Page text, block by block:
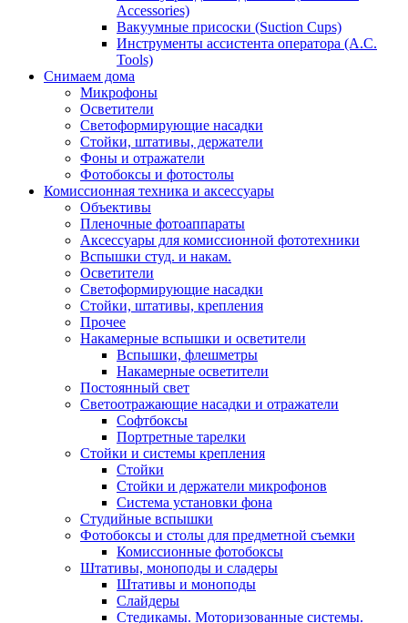
Accessories)
Вакуумные присоски (Suction Cups)
Инструменты ассистента оператора (A.C.
Tools)
Снимаем дома
Микрофоны
Осветители
Светоформирующие насадки
Стойки, штативы, держатели
Фоны и отражатели
Фотобоксы и фотостолы
Комиссионная техника и аксессуары
Объективы
Пленочные фотоаппараты
Аксессуары для комиссионной фототехники
Вспышки студ. и накам.
Осветители
Светоформирующие насадки
Стойки, штативы, крепления
Прочее
Накамерные вспышки и осветители
Вспышки, флешметры
Накамерные осветители
Постоянный свет
Светоотражающие насадки и отражатели
Софтбоксы
Портретные тарелки
Стойки и системы крепления
Стойки
Стойки и держатели микрофонов
Система установки фона
Студийные вспышки
Фотобоксы и столы для предметной съемки
Комиссионные фотобоксы
Штативы, моноподы и сладеры
Штативы и моноподы
Слайдеры
Стедикамы. Моторизованные системы.